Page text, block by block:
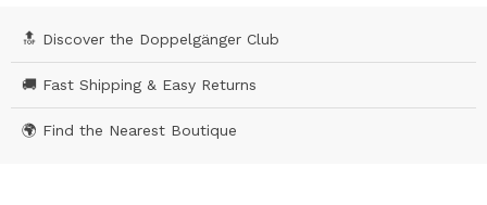
🔝 Discover the Doppelgänger Club
🚚 Fast Shipping & Easy Returns
🌍 Find the Nearest Boutique